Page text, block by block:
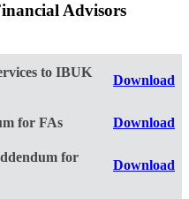
Advisors
to IBUK
Download
for FAs Download
for
Download